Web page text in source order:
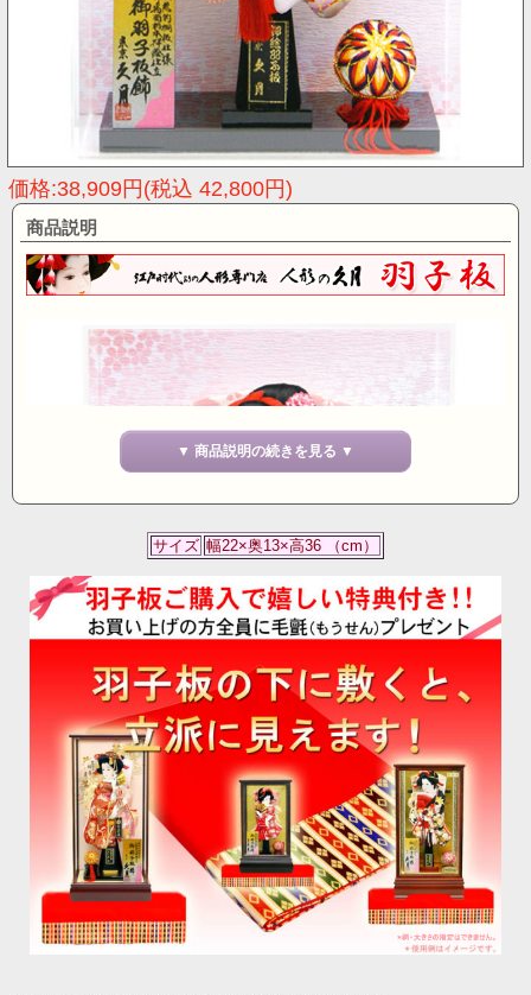
価格:38,909円(税込 42,800円)
商品説明
▼ 商品説明の続きを見る ▼
サイズ 幅22×奥13×高36 （cm）